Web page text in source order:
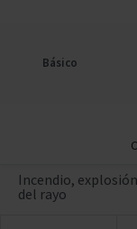
Básico
Incendio,
del rayo